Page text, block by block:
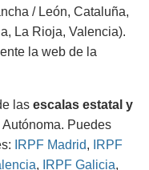
/ León, Cataluña,
La Rioja, Valencia).
la web de la
las escalas estatal y
Puedes
IRPF Madrid,
IRPF
, IRPF Galicia,